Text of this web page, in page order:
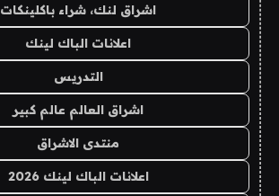
اشراق لنك، شراء باكلينكات
اعلانات الباك لينك
التدريس
اشراق العالم عالم كبير
منتدى الاشراق
اعلانات الباك لينك 2026